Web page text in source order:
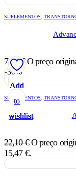
Add
to
wishlist
SUPLEMENTOS,
7,60€ O preço
-30%
Add
to
wishlist
SUPLEMENTOS,
22,10€ O preço
15,47 €.
Add
to
wishlist
Add
to
wishlist
Add
to
wishlist